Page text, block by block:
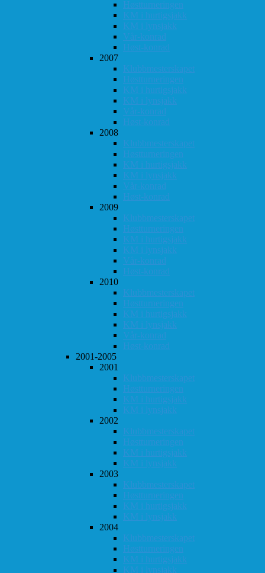
Høstturneringen
KM i hurtigsjakk
KM i lynsjakk
Vår-konrad
Høst-konrad
2007
Klubbmesterskapet
Høstturneringen
KM i hurtigsjakk
KM i lynsjakk
Vår-konrad
Høst-konrad
2008
Klubbmesterskapet
Høstturneringen
KM i hurtigsjakk
KM i lynsjakk
Vår-konrad
Høst-konrad
2009
Klubbmesterskapet
Høstturneringen
KM i hurtigsjakk
KM i lynsjakk
Vår-konrad
Høst-konrad
2010
Klubbmesterskapet
Høstturneringen
KM i hurtigsjakk
KM i lynsjakk
Vår-konrad
Høst-konrad
2001-2005
2001
Klubbmesterskapet
Høstturneringen
KM i hurtigsjakk
KM i lynsjakk
2002
Klubbmesterskapet
Høstturneringen
KM i hurtigsjakk
KM i lynsjakk
2003
Klubbmesterskapet
Høstturneringen
KM i hurtigsjakk
KM i lynsjakk
2004
Klubbmesterskapet
Høstturneringen
KM i hurtigsjakk
KM i lynsjakk